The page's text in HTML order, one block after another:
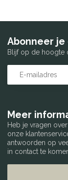
Meer
Heb je vragen
onze
antwoorden op
in contact te
Abonneer
Blijf op de hoogte